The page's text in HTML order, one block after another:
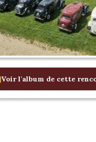
Voir l'album de cette